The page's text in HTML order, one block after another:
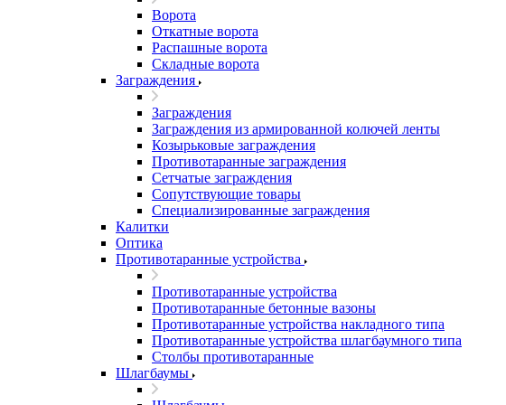
Ворота
Откатные ворота
Распашные ворота
Складные ворота
Заграждения
Заграждения
Заграждения из армированной колючей ленты
Козырьковые заграждения
Противотаранные заграждения
Сетчатые заграждения
Сопутствующие товары
Специализированные заграждения
Калитки
Оптика
Противотаранные устройства
Противотаранные устройства
Противотаранные бетонные вазоны
Противотаранные устройства накладного типа
Противотаранные устройства шлагбаумного типа
Столбы противотаранные
Шлагбаумы